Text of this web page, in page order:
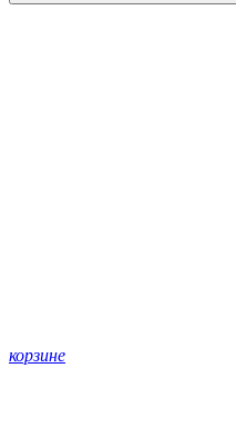
корзине